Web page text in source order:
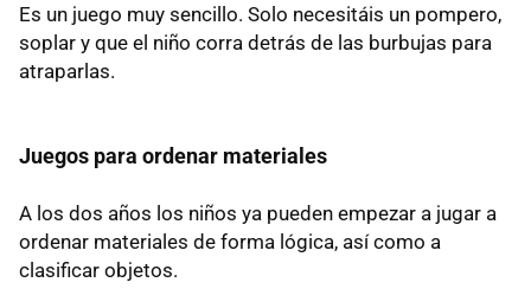
Es un juego muy sencillo. Solo necesitáis un pompero,
soplar y que el niño corra detrás de las burbujas para
atraparlas.
Juegos para ordenar materiales
A los dos años los niños ya pueden empezar a jugar a
ordenar materiales de forma lógica, así como a
clasificar objetos.